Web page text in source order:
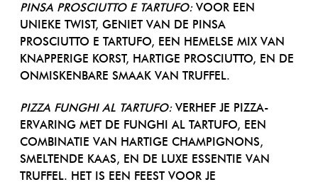
PINSA PROSCIUTTO E TARTUFO:VOOR EEN
UNIEKE TWIST, GENIET VAN DE PINSA
PROSCIUTTO E TARTUFO, EEN HEMELSE MIX VAN
KNAPPERIGE KORST, HARTIGE PROSCIUTTO, EN DE
ONMISKENBARE SMAAK VAN TRUFFEL.
PIZZA FUNGHI AL TARTUFO:VERHEF JE PIZZA-
ERVARING MET DE FUNGHI AL TARTUFO, EEN
COMBINATIE VAN HARTIGE CHAMPIGNONS,
SMELTENDE KAAS, EN DE LUXE ESSENTIE VAN
TRUFFEL. HET IS EEN FEEST VOOR JE